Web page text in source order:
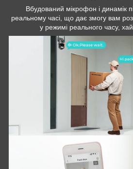
Вбудований мікрофон і динамік
реальному часі, що дає змогу вам
у режимі реального часу,